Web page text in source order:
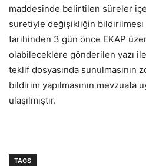
maddesinde belirtilen süreler
suretiyle değişikliğin bildirilmesi
tarihinden 3 gün önce EKAP
olabileceklere gönderilen yazı
teklif dosyasında sunulmasının
bildirim yapılmasının mevzuata
ulaşılmıştır.
TAGS